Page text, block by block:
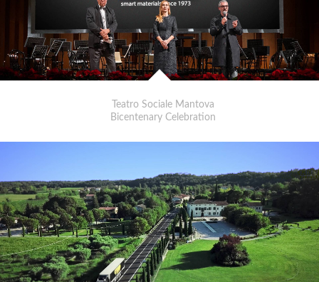
Teatro Sociale Mantova
Bicentenary Celebration